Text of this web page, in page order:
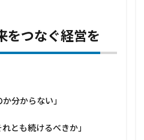
をつなぐ経営を
分からない」
とも続けるべきか」